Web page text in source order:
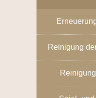
Reinigung